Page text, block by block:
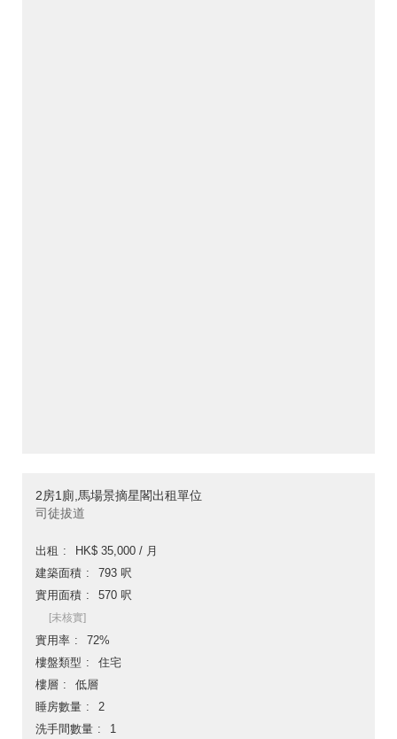
2房1廁,馬場景摘星閣出租單位
司徒拔道
出租
HK$ 35,000 / 月
建築面積
793 呎
實用面積
570 呎
[未核實]
實用率
72%
樓盤類型
住宅
樓層
低層
睡房數量
2
洗手間數量
1